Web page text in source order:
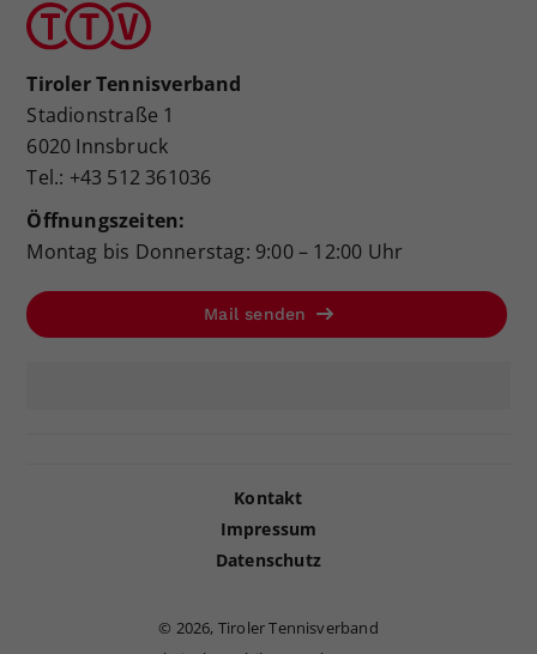
Tiroler Tennisverband
Stadionstraße 1
6020 Innsbruck
Tel.: +43 512 361036
Öffnungszeiten:
Montag bis Donnerstag: 9:00 – 12:00 Uhr
Mail senden
Kontakt
Impressum
Datenschutz
© 2026, Tiroler Tennisverband